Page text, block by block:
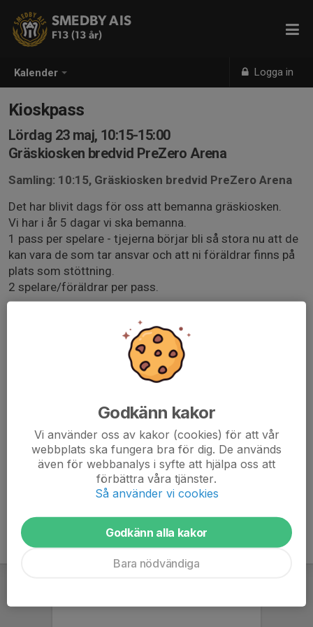
Kalender Logga in
SMEDBY AIS
F13 (13 år)
Kioskpass
Lördag 23 maj, 10:15-15:00
Gräskiosken bredvid PreZero Arena
Samling: 10:15, Gräskiosken bredvid PreZero Arena
Det har blivit dags för oss att bemanna gräskiosken.
Vi har i år 5 dagar vi ska bemanna.
1 pass per spelare - tjejerna börjar bli så stora nu att de
kan vara de som tar ansvar och att ni föräldrar finns på
plats som stöttning.
2 spelare/föräldrar per pass.
Kommentera vilket pass ni tar alternativt om ni tar ett
10:15-12:45 Alexander
12:45-15:00 Patrick
12:45-15:00 Elin
Godkänn kakor
Vi använder oss av kakor (cookies) för att vår
webbplats ska fungera bra för dig. De används
även för webbanalys i syfte att hjälpa oss att
förbättra våra tjänster.
Så använder vi cookies
Godkänn alla kakor
Bara nödvändiga